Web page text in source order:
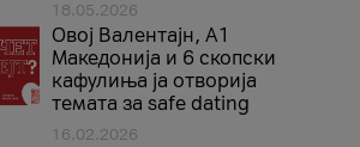
18.05.2026
Овој Валентајн, A1
Македонија и 6 скопски
кафулиња ја отворија
темата за safe dating
16.02.2026